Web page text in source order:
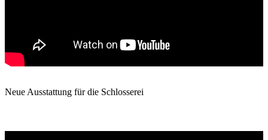
Neue Ausstattung für die Schlosserei